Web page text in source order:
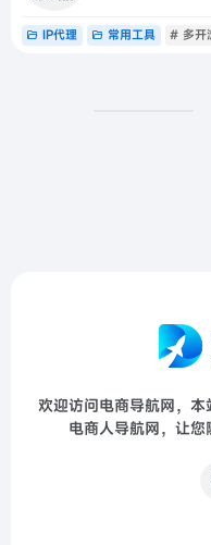
IP代理 常用工具 # 多开
欢迎访问电商导航网，
电商人导航网，让您